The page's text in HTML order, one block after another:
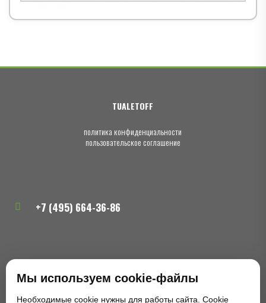
TUALETOFF
политика конфиденциальности
пользовательское соглашение
+7 (495) 664-36-86
zakaz@tualetoff.ru
Мы используем cookie-файлы
Необходимые cookie нужны для работы сайта. Cookie